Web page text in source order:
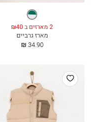
לבן
2 מארזים ב ₪40
מארז גרביים
החל
34.90 ₪
הוסף
למועדפים